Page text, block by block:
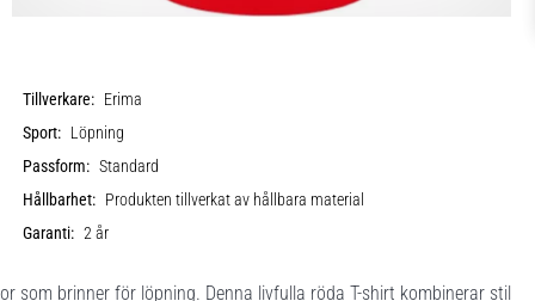
Tillverkare: Erima
Sport: Löpning
Passform: Standard
Hållbarhet: Produkten tillverkat av hållbara material
Garanti: 2 år
som brinner för löpning. Denna livfulla röda T-shirt kombinerar stil